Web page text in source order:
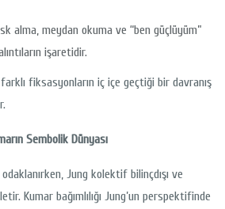
alma, meydan okuma ve “ben güçlüyüm”
işaretidir.
farklı fiksasyonların iç içe geçtiği bir davranış
Sembolik Dünyası
Jung kolektif bilinçdışı ve
Kumar bağımlılığı Jung’un perspektifinde